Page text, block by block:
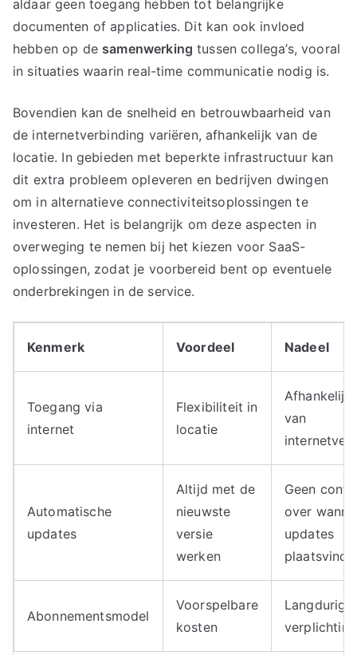
aldaar geen toegang hebben tot belangrijke
documenten of applicaties. Dit kan ook invloed
hebben op de samenwerking tussen collega’s, vooral
in situaties waarin real-time communicatie nodig is.
Bovendien kan de snelheid en betrouwbaarheid van
de internetverbinding variëren, afhankelijk van de
locatie. In gebieden met beperkte infrastructuur kan
dit extra probleem opleveren en bedrijven dwingen
om in alternatieve connectiviteitsoplossingen te
investeren. Het is belangrijk om deze aspecten in
overweging te nemen bij het kiezen voor SaaS-
oplossingen, zodat je voorbereid bent op eventuele
onderbrekingen in de service.
Kenmerk Voordeel Nadeel
Toegang via
internet
Flexibiliteit in
locatie
van
Automatische
updates
Altijd met de
nieuwste
versie
werken
Geen
over
updates
Abonnementsmodel
Voorspelbare
kosten
Langdurige